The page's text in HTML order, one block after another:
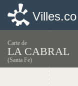
Villes.co
Carte de
LA CABRAL
(Santa Fe)
Villes.co